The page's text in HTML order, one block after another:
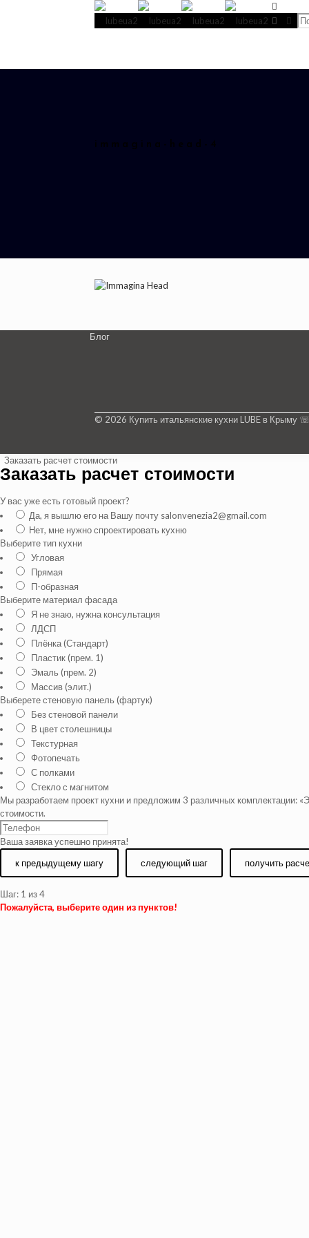
immagina-head-4
Блог
© 2026 Купить итальянские кухни LUBE в Крыму
Заказать расчет стоимости
Заказать расчет стоимости
У вас уже есть готовый проект?
Да, я вышлю его на Вашу почту salonvenezia2@gmail.com
Нет, мне нужно спроектировать кухню
Выберите тип кухни
Угловая
Прямая
П-образная
Выберите материал фасада
Я не знаю, нужна консультация
ЛДСП
Плёнка (Стандарт)
Пластик (прем. 1)
Эмаль (прем. 2)
Массив (элит.)
Выберете стеновую панель (фартук)
Без стеновой панели
В цвет столешницы
Текстурная
Фотопечать
С полками
Стекло с магнитом
Мы разработаем проект кухни и предложим 3 различных комплектации:
стоимости.
Ваша заявка успешно принята!
к предыдущему шагу
следующий шаг получить
Шаг: 1 из 4
Пожалуйста, выберите один из пунктов!